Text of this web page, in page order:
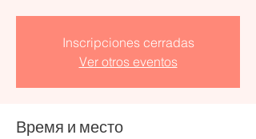
Inscripciones cerradas
Ver otros eventos
Время и место